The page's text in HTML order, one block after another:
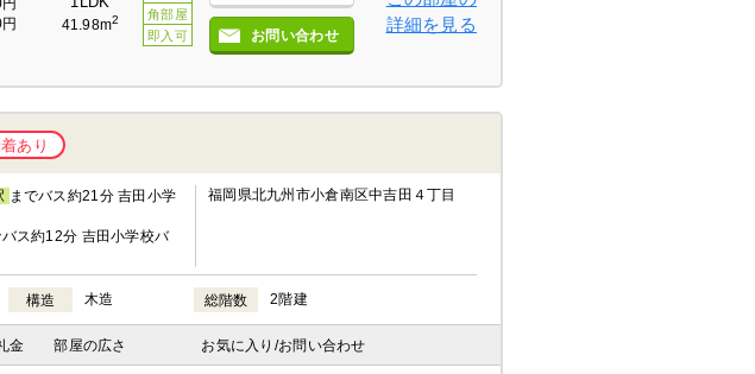
41.98m2
角部屋
即入可
お問い合わせ
詳細を見る
あり
までバス約21分 吉田小学
ス約12分 吉田小学校バ
福岡県北九州市小倉南区中吉田４丁目
構造 木造 総階数 2階建
金 部屋の広さ お気に入り /お問い合わせ